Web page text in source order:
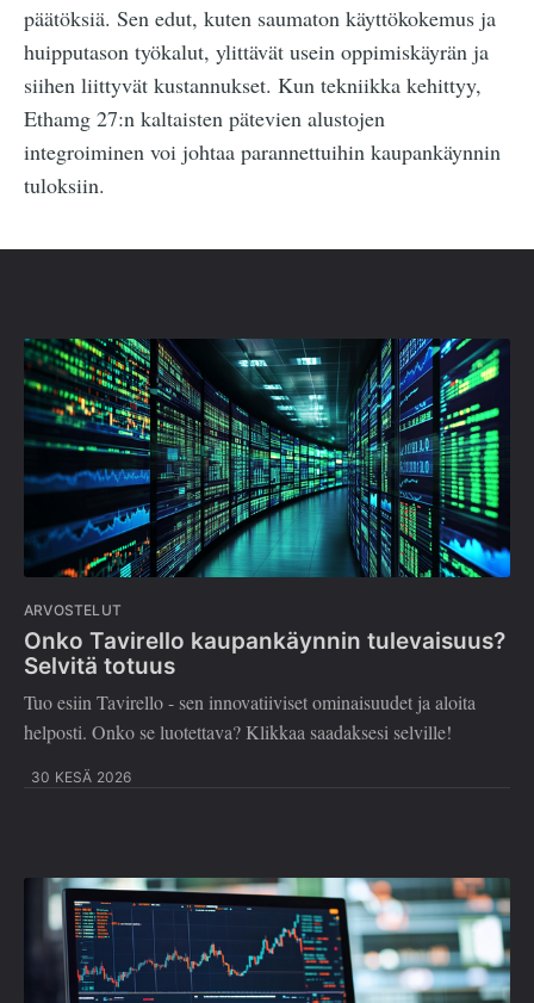
päätöksiä. Sen edut, kuten saumaton käyttökokemus ja
huipputason työkalut, ylittävät usein oppimiskäyrän ja
siihen liittyvät kustannukset. Kun tekniikka kehittyy,
Ethamg 27:n kaltaisten pätevien alustojen
integroiminen voi johtaa parannettuihin kaupankäynnin
tuloksiin.
ARVOSTELUT
Onko Tavirello kaupankäynnin tulevaisuus?
Selvitä totuus
Tuo esiin Tavirello - sen innovatiiviset ominaisuudet ja aloita
helposti. Onko se luotettava? Klikkaa saadaksesi selville!
30 KESÄ 2026